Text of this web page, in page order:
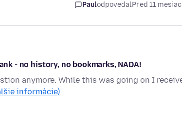
PaulodpovedalPred 11
- no history, no bookmarks, NADA!
anymore. While this was going on I
informácie)